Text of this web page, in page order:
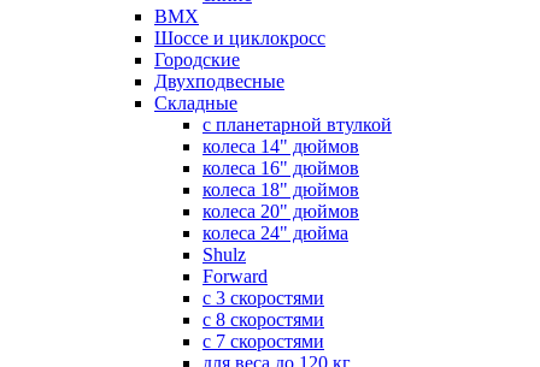
BMX
Шоссе и циклокросс
Городские
Двухподвесные
Складные
с планетарной втулкой
колеса 14" дюймов
колеса 16" дюймов
колеса 18" дюймов
колеса 20" дюймов
колеса 24" дюйма
Shulz
Forward
с 3 скоростями
с 8 скоростями
с 7 скоростями